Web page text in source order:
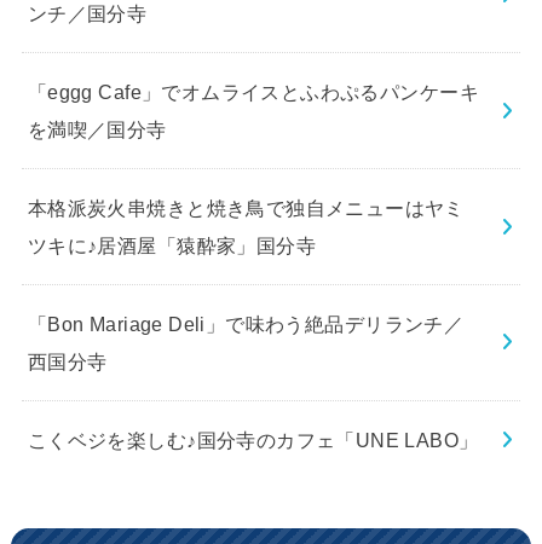
ンチ／国分寺
「eggg Cafe」でオムライスとふわぷるパンケーキ
を満喫／国分寺
本格派炭火串焼きと焼き鳥で独自メニューはヤミ
ツキに♪居酒屋「猿酔家」国分寺
「Bon Mariage Deli」で味わう絶品デリランチ／
西国分寺
こくベジを楽しむ♪国分寺のカフェ「UNE LABO」